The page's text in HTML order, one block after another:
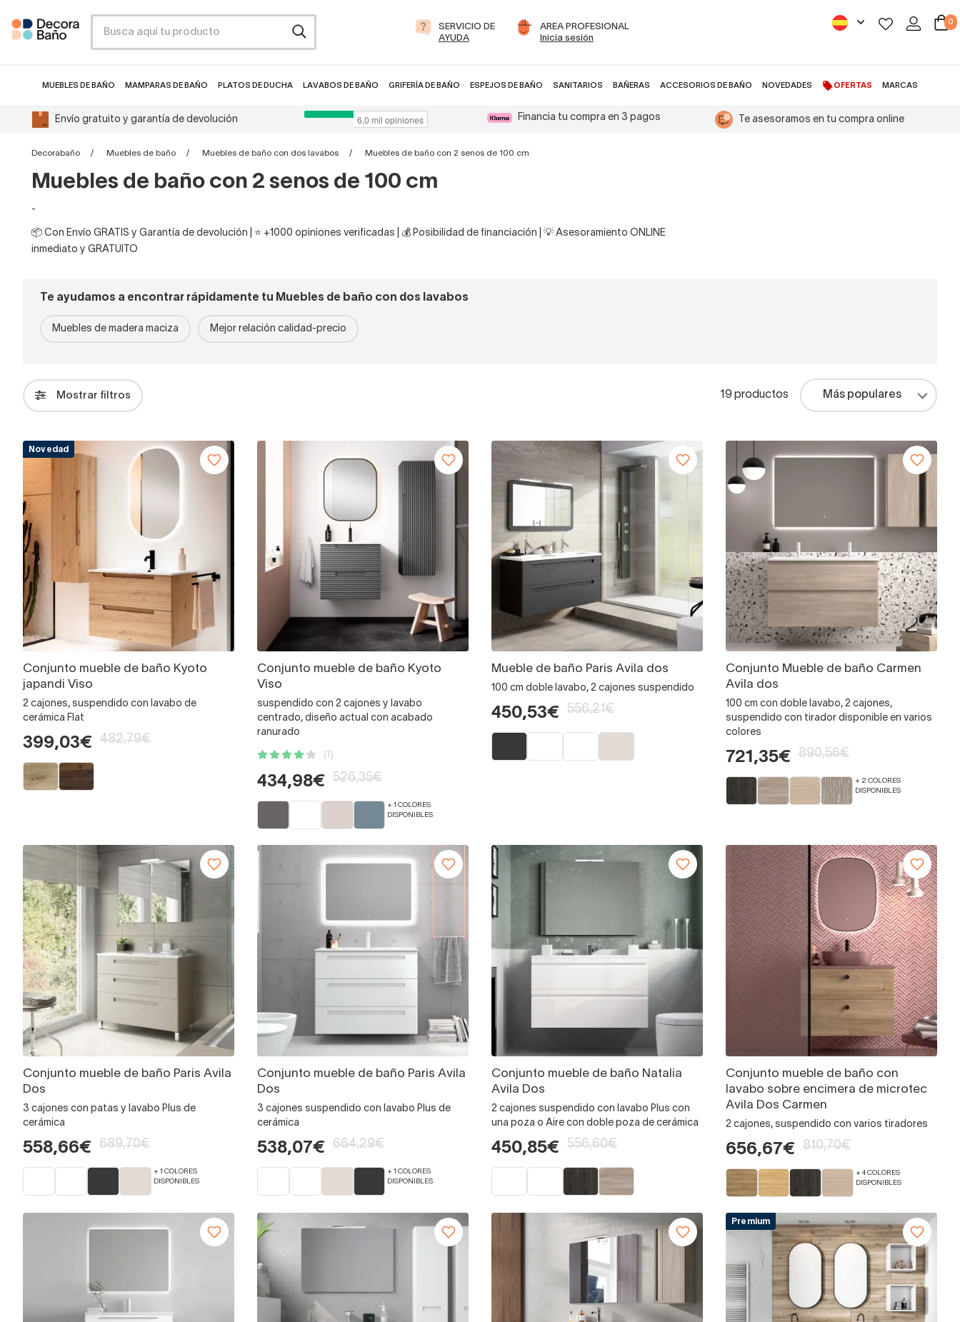
SERVICIO DE
AYUDA
AREA PROFESIONAL
Inicia sesión
0
MUEBLES DE BAÑO MAMPARAS DE BAÑO PLATOS DE DUCHA LAVABOS DE BAÑO GRIFERÍA DE BAÑO ESPEJOS DE BAÑO SANITARIOS BAÑERAS ACCESORIOS DE BAÑO NOVEDADES OFERTAS MARCAS
Envío gratuito y garantía de devolución Financia tu compra en 3 pagos Te asesoramos en tu compra online
Decorabaño Muebles de baño Muebles de baño con dos lavabos Muebles de baño con 2 senos de 100 cm
Muebles de baño con 2 senos de 100 cm
-
📦 Con Envío GRATIS y Garantía de devolución | ⭐ +1000 opiniones verificadas | 💰 Posibilidad de financiación | 💡 Asesoramiento ONLINE
inmediato y GRATUITO
Te ayudamos a encontrar rápidamente tu Muebles de baño con dos lavabos
Muebles de madera maciza Mejor relación calidad-precio
Mostrar filtros 19 productos
Novedad
Conjunto mueble de baño Kyoto
japandi Viso
2 cajones, suspendido con lavabo de
cerámica Flat
399,03€ 482,79€
Conjunto mueble de baño Kyoto
Viso
suspendido con 2 cajones y lavabo
centrado, diseño actual con acabado
ranurado
(1)
434,98€ 526,35€
+ 1 COLORES
DISPONIBLES
Mueble de baño Paris Avila dos
100 cm doble lavabo, 2 cajones suspendido
450,53€ 556,21€
Conjunto Mueble de baño Carmen
Avila dos
100 cm con doble lavabo, 2 cajones,
suspendido con tirador disponible en varios
colores
721,35€ 890,56€
+ 2 COLORES
DISPONIBLES
Conjunto mueble de baño Paris Avila
Dos
3 cajones con patas y lavabo Plus de
cerámica
558,66€ 689,70€
+ 1 COLORES
DISPONIBLES
Conjunto mueble de baño Paris Avila
Dos
3 cajones suspendido con lavabo Plus de
cerámica
538,07€ 664,29€
+ 1 COLORES
DISPONIBLES
Conjunto mueble de baño Natalia
Avila Dos
2 cajones suspendido con lavabo Plus con
una poza o Aire con doble poza de cerámica
450,85€ 556,60€
Conjunto mueble de baño con
lavabo sobre encimera de microtec
Avila Dos Carmen
2 cajones, suspendido con varios tiradores
656,67€ 810,70€
+ 4 COLORES
DISPONIBLES
Premium